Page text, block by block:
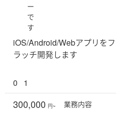
ー
で
す
iOS/Android/Webアプリを
ラッチ開発します
0 1
300,000 円~ 業務内容